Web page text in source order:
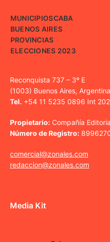
MUNICIPIOSCABA
BUENOS AIRES
PROVINCIAS
ELECCIONES 2023
Reconquista 737 – 3º E
(1003) Buenos Aires, Argentina
Tel. +54 11 5235 0896 Int 202
Propietario: Compañía
Número de Registro:
comercial@zonales.com
redaccion@zonales.com
Media Kit